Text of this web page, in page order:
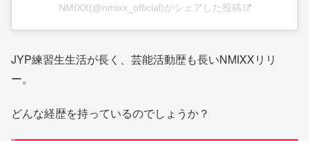
NMIXX(@nmixx_official)がシェアした投稿
JYP練習生生活が長く、芸能活動歴も長いNMIXXリリ
ー。
どんな経歴を持っているのでしょうか？